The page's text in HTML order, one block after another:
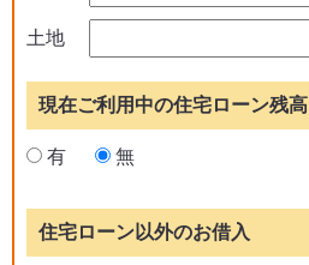
土地
現在ご利用中の住宅ローン残高
有 無
住宅ローン以外のお借入